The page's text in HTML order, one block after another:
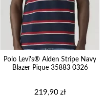
Polo Levi's® Alden Stripe Navy
Blazer Pique 35883 0326
Cena
219,90 zł